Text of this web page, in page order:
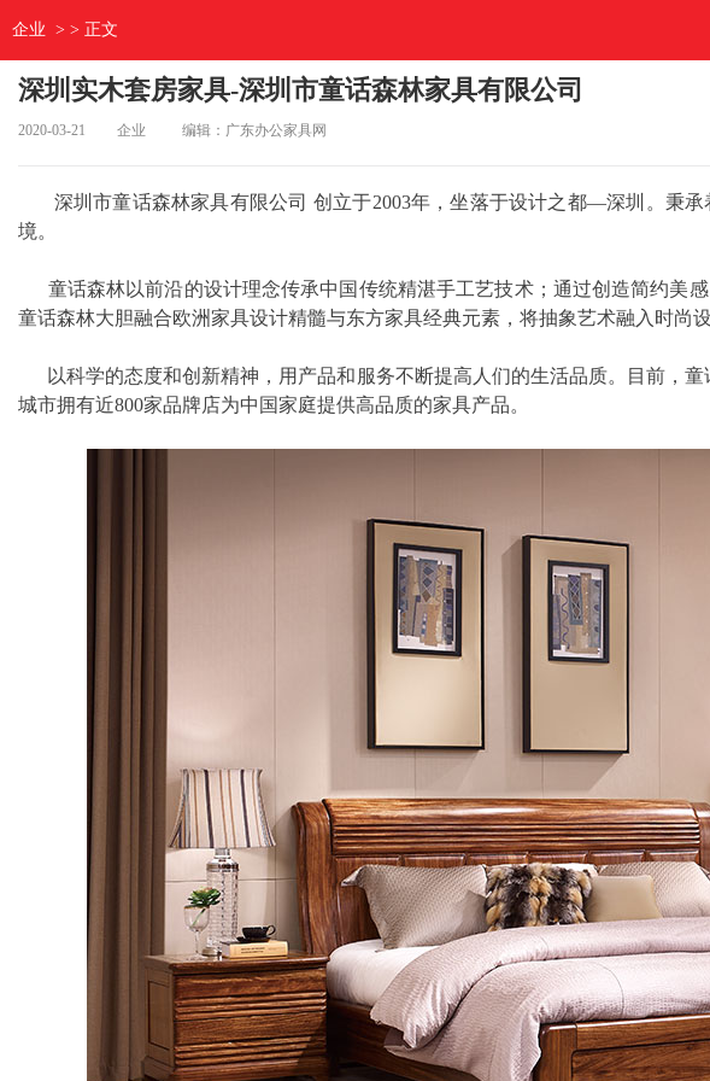
企业 > > 正文
深圳实木套房家具-深圳市童话森林家具有限公司
2020-03-21 企业 编辑：广东办公家具网
深圳市童话森林家具有限公司 创立于2003年，坐落于设计之都—深圳。秉承
境。
童话森林以前沿的设计理念传承中国传统精湛手工艺技术；通过创造简约美
童话森林大胆融合欧洲家具设计精髓与东方家具经典元素，将抽象艺术融入时尚
以科学的态度和创新精神，用产品和服务不断提高人们的生活品质。目前，
城市拥有近800家品牌店为中国家庭提供高品质的家具产品。